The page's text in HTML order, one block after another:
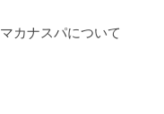
マカナスパについて